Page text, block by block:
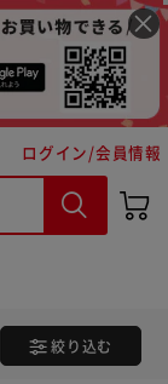
ログイン/会員情報
絞り込む